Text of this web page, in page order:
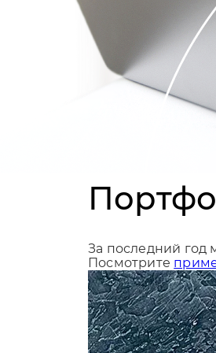
За последний год
Посмотрите